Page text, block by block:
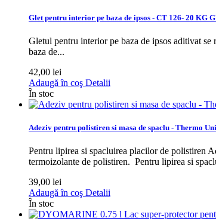
Glet pentru interior pe baza de ipsos - CT 126- 20 KG
Gletul pentru interior pe baza de ipsos aditivat
baza de...
42,00 lei
Adaugă în coş Detalii
În stoc
Adeziv pentru polistiren si masa de spaclu - Thermo
Pentru lipirea si spacluirea placilor de polistiren
termoizolante de polistiren. Pentru lipirea si
39,00 lei
Adaugă în coş Detalii
În stoc